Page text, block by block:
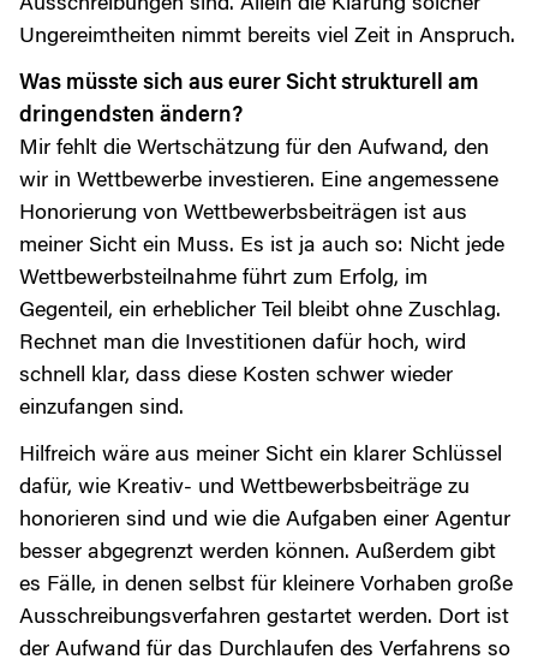
Ausschreibungen sind. Allein die Klärung solcher
Ungereimtheiten nimmt bereits viel Zeit in Anspruch.
Was müsste sich aus eurer Sicht strukturell am
dringendsten ändern?
Mir fehlt die Wertschätzung für den Aufwand, den
wir in Wettbewerbe investieren. Eine angemessene
Honorierung von Wettbewerbsbeiträgen ist aus
meiner Sicht ein Muss. Es ist ja auch so: Nicht jede
Wettbewerbsteilnahme führt zum Erfolg, im
Gegenteil, ein erheblicher Teil bleibt ohne Zuschlag.
Rechnet man die Investitionen dafür hoch, wird
schnell klar, dass diese Kosten schwer wieder
einzufangen sind.
Hilfreich wäre aus meiner Sicht ein klarer Schlüssel
dafür, wie Kreativ- und Wettbewerbsbeiträge zu
honorieren sind und wie die Aufgaben einer Agentur
besser abgegrenzt werden können. Außerdem gibt
es Fälle, in denen selbst für kleinere Vorhaben große
Ausschreibungsverfahren gestartet werden. Dort ist
der Aufwand für das Durchlaufen des Verfahrens so